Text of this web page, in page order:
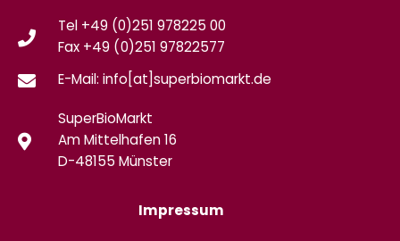
Tel +49 (0)251 978225 00
Fax +49 (0)251 97822577
E-Mail: info[at]superbiomarkt.de
SuperBioMarkt
Am Mittelhafen 16
D-48155 Münster
Impressum